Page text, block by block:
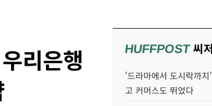
리은행
HUFFPOST씨
'드라마에서 도시락까
고 커머스도 뛰었다